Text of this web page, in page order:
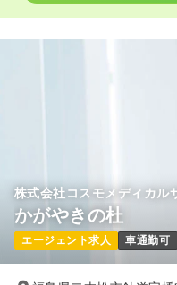
株式会社コスモメディカル
かがやきの杜
エージェント求人 車通勤可